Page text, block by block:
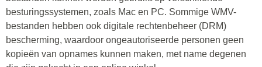
besturingssystemen, zoals Mac en PC. Sommige WMV-
bestanden hebben ook digitale rechtenbeheer (DRM)
bescherming, waardoor ongeautoriseerde personen geen
kopieën van opnames kunnen maken, met name degenen